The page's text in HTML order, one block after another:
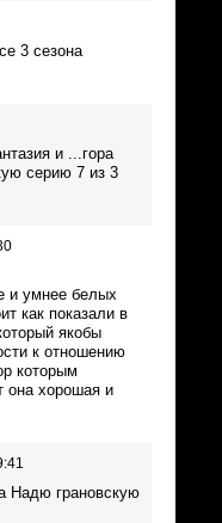
3 сезона
и ...гора
серию 7 из 3
и умнее белых
как показали в
якобы
к отношению
которым
она хорошая и
Надю грановскую